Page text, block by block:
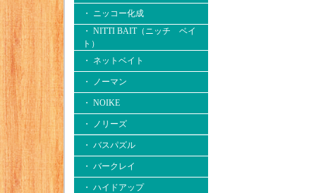
・ ニッコー化成
・ NITTI BAIT（ニッチ ベイ
ト）
・ ネットベイト
・ ノーマン
・ NOIKE
・ ノリーズ
・ バスパズル
・ バークレイ
・ ハイドアップ